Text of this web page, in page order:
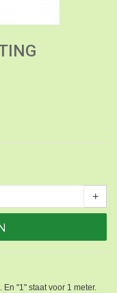
+
"1" staat voor 1 meter.